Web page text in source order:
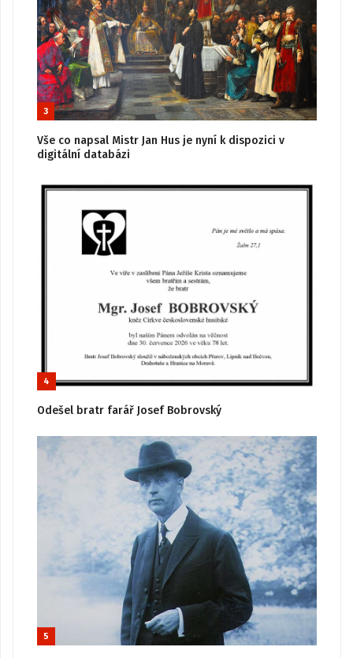
3
Vše co napsal Mistr Jan Hus je nyní k dispozici v
digitální databázi
4
Odešel bratr farář Josef Bobrovský
5